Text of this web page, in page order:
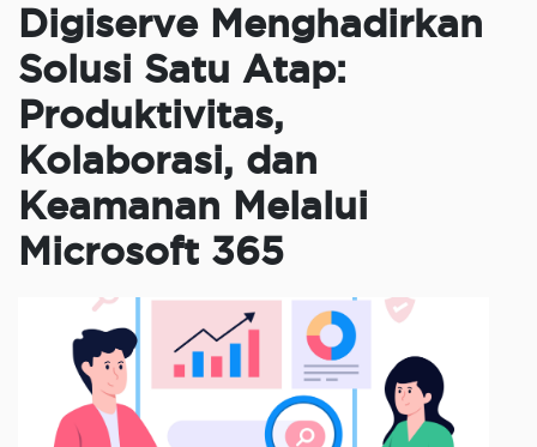
Digiserve Menghadirkan
Solusi Satu Atap:
Produktivitas,
Kolaborasi, dan
Keamanan Melalui
Microsoft 365